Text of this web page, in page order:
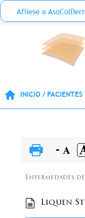
Pasar al contenido
Menu Top Anónimo
Aflíese a
INICIO / PACIENTES
Enfermedades
Liquen